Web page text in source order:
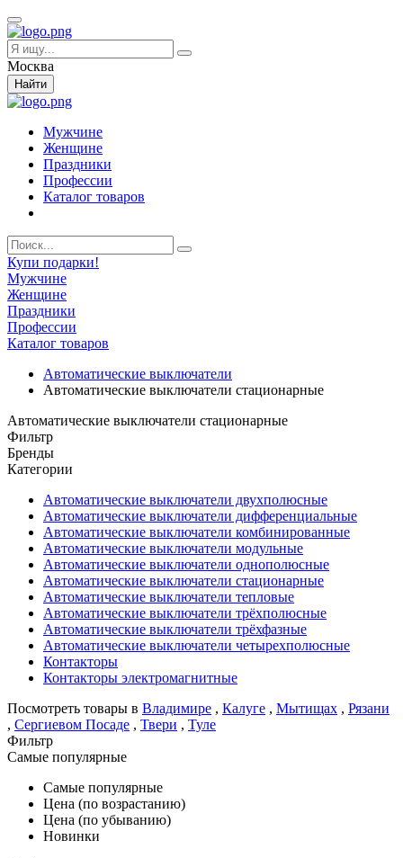
Москва
Найти
Мужчине
Женщине
Праздники
Профессии
Каталог товаров
Купи подарки!
Мужчине
Женщине
Праздники
Профессии
Каталог товаров
Автоматические выключатели
Автоматические выключатели стационарные
Автоматические выключатели стационарные
Фильтр
Бренды
Категории
Автоматические выключатели двухполюсные
Автоматические выключатели дифференциальные
Автоматические выключатели комбинированные
Автоматические выключатели модульные
Автоматические выключатели однополюсные
Автоматические выключатели стационарные
Автоматические выключатели тепловые
Автоматические выключатели трёхполюсные
Автоматические выключатели трёхфазные
Автоматические выключатели четырехполюсные
Контакторы
Контакторы электромагнитные
Посмотреть товары в Владимире , Калуге , Мытищах , Рязани
, Сергиевом Посаде , Твери , Туле
Фильтр
Самые популярные
Самые популярные
Цена (по возрастанию)
Цена (по убыванию)
Новинки